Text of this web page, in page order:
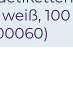
100